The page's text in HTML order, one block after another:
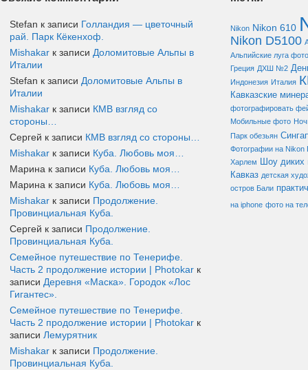
Stefan к записи Голландия — цветочный
рай. Парк Кёкенхоф.
Mishakar к записи Доломитовые Альпы в
Италии
Stefan к записи Доломитовые Альпы в
Италии
Mishakar к записи КМВ взгляд со
стороны…
Сергей к записи КМВ взгляд со стороны…
Mishakar к записи Куба. Любовь моя…
Марина к записи Куба. Любовь моя…
Марина к записи Куба. Любовь моя…
Mishakar к записи Продолжение.
Провинциальная Куба.
Сергей к записи Продолжение.
Провинциальная Куба.
Семейное путешествие по Тенерифе.
Часть 2 продолжение истории | Photokar к
записи Деревня «Маска». Городок «Лос
Гигантес».
Семейное путешествие по Тенерифе.
Часть 2 продолжение истории | Photokar к
записи Лемурятник
Mishakar к записи Продолжение.
Провинциальная Куба.
Nikon Nikon 610
Nikon D5100
Альпийские луга
Греция ДХШ №2
Индонезия Италия
Кавказские
фотографировать
Мобильные фото
Парк обезьян
Фотографии на Nikon
Харлем Шоу диких
Кавказ детская
остров Бали
на iphone фото на